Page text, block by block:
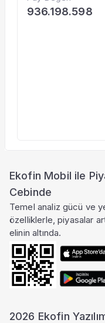
936.198.598
Ekofin Mobil ile
Cebinde
Temel analiz gücü ve
özelliklerle, piyasalar
elinin altında.
2026 Ekofin